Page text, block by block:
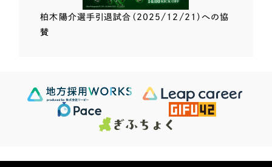
624 この条件で検索する
柏木陽介選手引退試合（2025/12/21）への協
賛